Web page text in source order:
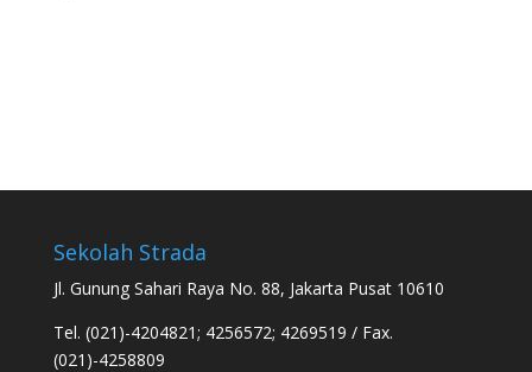
Sekolah Strada
Jl. Gunung Sahari Raya No. 88, Jakarta Pusat 10610
Tel. (021)-4204821; 4256572; 4269519 / Fax.
(021)-4258809